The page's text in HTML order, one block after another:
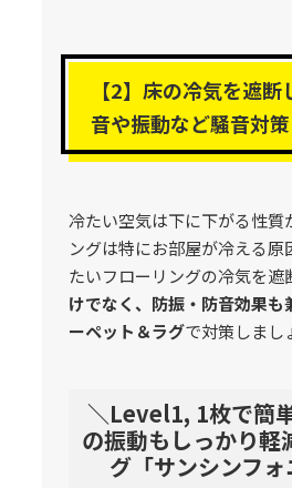
【2】床の冷気を遮
音や振動など騒音対策
冷たい空気は下に下がる性質
ングは特にお部屋が冷える原
たいフローリングの冷気を遮
けでなく、防振・防音効果も
ーペット＆ラグで対策しまし
＼Level1, 1枚で簡
の振動もしっかり軽
グ「サンシンフ